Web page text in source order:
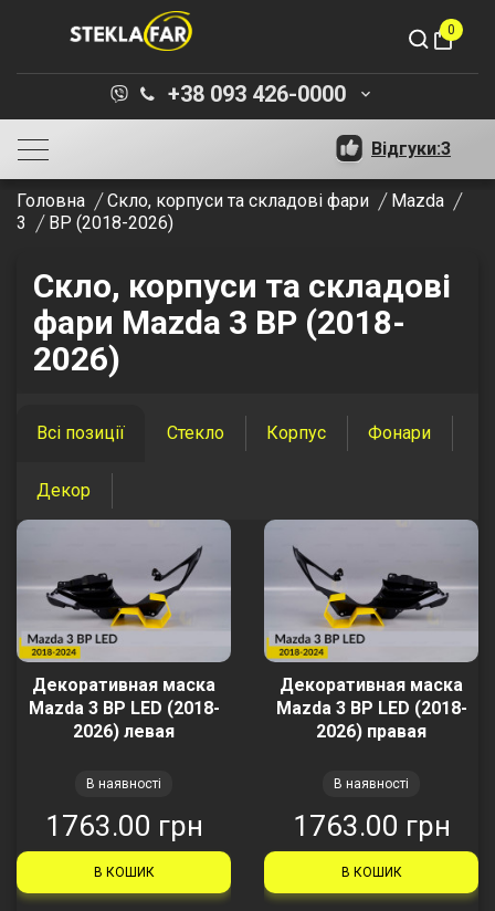
shopping_bag
0
+38 093 426-0000 keyboard_arrow_down
Відгуки:3
Головна Скло, корпуси та складові фари
Mazda
3
BP (2018-2026)
Скло, корпуси та складові
фари Mazda 3 BP (2018-
2026)
Всі позиції Стекло Корпус Фонари
Декор
Декоративная маска
Mazda 3 BP LED (2018-
2026) левая
В наявності
1763.00 грн
В КОШИК
Декоративная маска
Mazda 3 BP LED (2018-
2026) правая
В наявності
1763.00 грн
В КОШИК